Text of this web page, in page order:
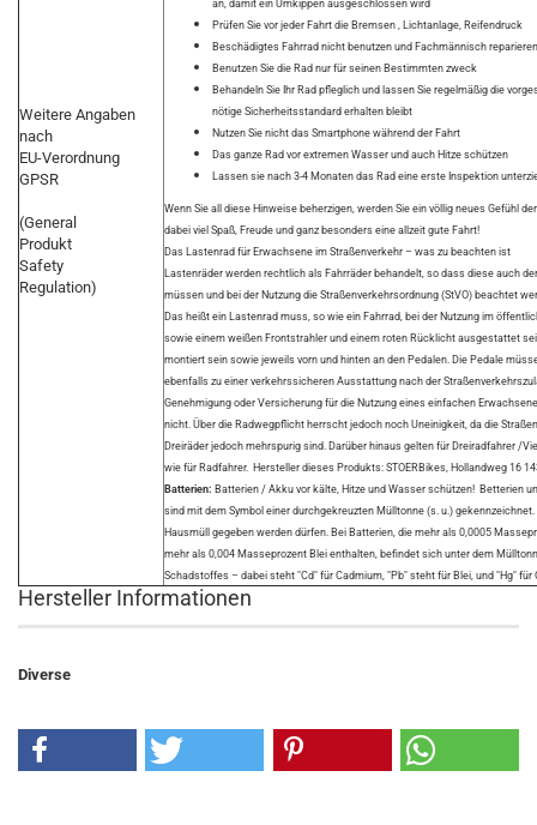
Weitere Angaben
nach
EU-Verordnung
GPSR
(General
Produkt
Safety
Regulation)
an, damit ein Umkippen ausgeschlossen wird
Prüfen Sie vor jeder Fahrt die Bremsen , Lichtanlage, Reifendruck
Beschädigtes Fahrrad nicht benutzen und Fachmännisch
Benutzen Sie die Rad nur für seinen Bestimmten zweck
Behandeln Sie Ihr Rad pfleglich und lassen Sie regelmäßig die
nötige Sicherheitsstandard erhalten bleibt
Nutzen Sie nicht das Smartphone während der Fahrt
Das ganze Rad vor extremen Wasser und auch Hitze schützen
Lassen sie nach 3-4 Monaten das Rad eine erste Inspektion
Wenn Sie all diese Hinweise beherzigen, werden Sie ein völlig neues Gefühl
dabei viel Spaß, Freude und ganz besonders eine allzeit gute Fahrt!
Das Lastenrad für Erwachsene im Straßenverkehr – was zu beachten ist
Lastenräder werden rechtlich als Fahrräder behandelt, so dass diese auch
müssen und bei der Nutzung die Straßenverkehrsordnung (StVO) beachtet
Das heißt ein Lastenrad muss, so wie ein Fahrrad, bei der Nutzung im
sowie einem weißen Frontstrahler und einem roten Rücklicht ausgestattet
montiert sein sowie jeweils vorn und hinten an den Pedalen. Die Pedale
ebenfalls zu einer verkehrssicheren Ausstattung nach der
Genehmigung oder Versicherung für die Nutzung eines einfachen
nicht. Über die Radwegpflicht herrscht jedoch noch Uneinigkeit, da die
Dreiräder jedoch mehrspurig sind. Darüber hinaus gelten für Dreiradfahrer /
wie für Radfahrer. Hersteller dieses Produkts: STOERBikes, Hollandweg 16
Batterien: Batterien / Akku vor kälte, Hitze und Wasser schützen! Betterien
sind mit dem Symbol einer durchgekreuzten Mülltonne (s. u.)
Hausmüll gegeben werden dürfen. Bei Batterien, die mehr als 0,0005
mehr als 0,004 Masseprozent Blei enthalten, befindet sich unter dem
Schadstoffes – dabei steht "Cd" für Cadmium, "Pb" steht für Blei, und "Hg" für
Hersteller Informationen
Diverse